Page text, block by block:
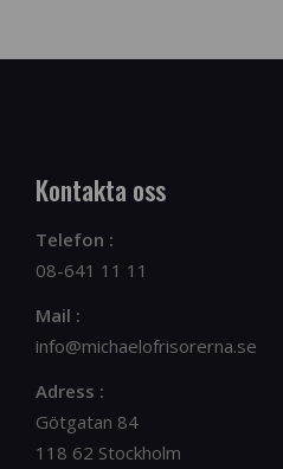
Kontakta oss
Telefon :
08-641 11 11
Mail :
info@michaelofrisorerna.se
Adress :
Götgatan 84
118 62 Stockholm